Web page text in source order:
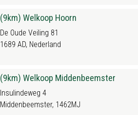
(9km) Welkoop Hoorn
De Oude Veiling 81
1689 AD, Nederland
(9km) Welkoop Middenbeemster
Insulindeweg 4
Middenbeemster, 1462MJ